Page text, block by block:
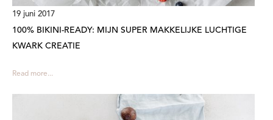
19 juni 2017
100% BIKINI-READY: MIJN SUPER MAKKELIJKE LUCHTIGE
KWARK CREATIE
Read more...